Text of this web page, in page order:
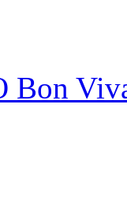
Bon